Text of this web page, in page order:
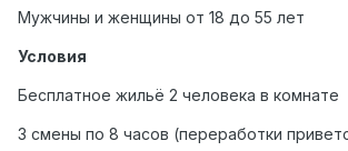
Мужчины и женщины от 18 до 55 лет
Условия
Бесплатное жильё 2 человека в комнате
3 смены по 8 часов (переработки